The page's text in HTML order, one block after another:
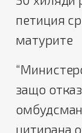
петиция
матурите
защо
цитирана